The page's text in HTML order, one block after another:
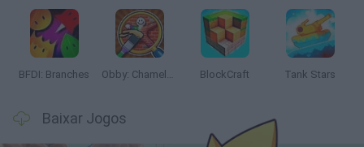
BFDI: Branches Obby: Chameleon: Paint & Hide BlockCraft Tank Stars
Baixar Jogos